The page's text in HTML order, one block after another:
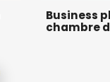
Business
chambre